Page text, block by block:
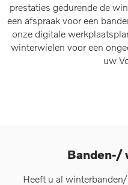
prestaties gedurende de
een afspraak voor een
onze digitale
winterwielen voor een
uw
Banden-/
Heeft u al